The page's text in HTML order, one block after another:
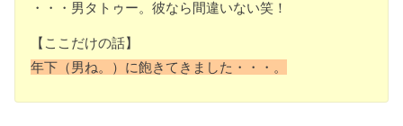
・・・男タトゥー。彼なら間違いない笑！
【ここだけの話】
年下（男ね。）に飽きてきました・・・。